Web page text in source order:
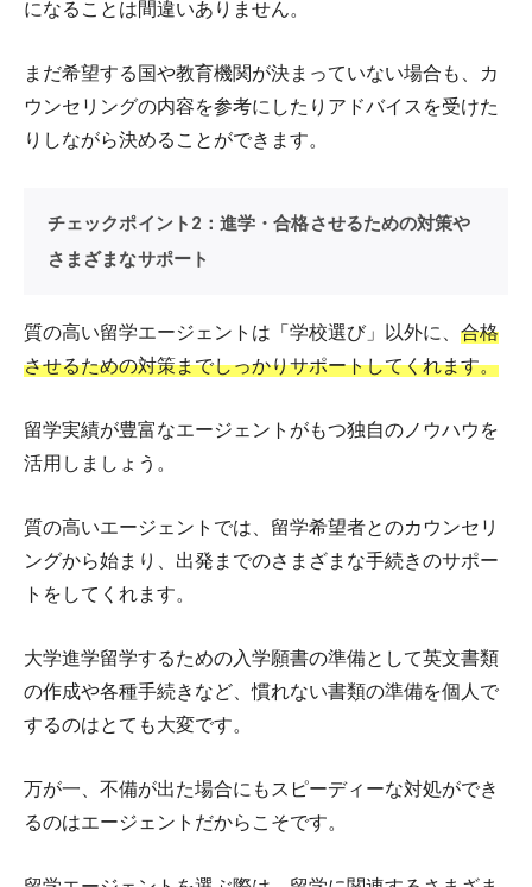
になることは間違いありません。
まだ希望する国や教育機関が決まっていない場合も、カ
ウンセリングの内容を参考にしたりアドバイスを受けた
りしながら決めることができます。
チェックポイント2：進学・合格させるための対策や
さまざまなサポート
質の高い留学エージェントは「学校選び」以外に、 合格
させるための対策までしっかりサポートしてくれます。
留学実績が豊富なエージェントがもつ独自のノウハウを
活用しましょう。
質の高いエージェントでは、留学希望者とのカウンセリ
ングから始まり、出発までのさまざまな手続きのサポー
トをしてくれます。
大学進学留学するための入学願書の準備として英文書類
の作成や各種手続きなど、慣れない書類の準備を個人で
するのはとても大変です。
万が一、不備が出た場合にもスピーディーな対処ができ
るのはエージェントだからこそです。